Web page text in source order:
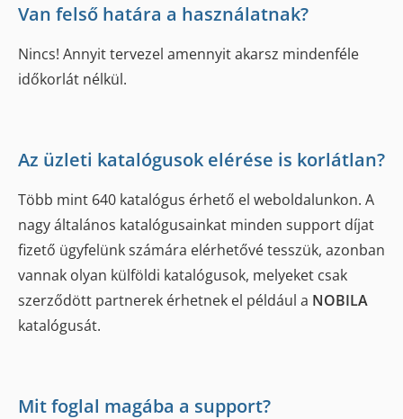
Van felső határa a használatnak?
Nincs! Annyit tervezel amennyit akarsz mindenféle
időkorlát nélkül.
Az üzleti katalógusok elérése is korlátlan?
Több mint 640 katalógus érhető el weboldalunkon. A
nagy általános katalógusainkat minden support díjat
fizető ügyfelünk számára elérhetővé tesszük, azonban
vannak olyan külföldi katalógusok, melyeket csak
szerződött partnerek érhetnek el például a NOBILA
katalógusát.
Mit foglal magába a support?